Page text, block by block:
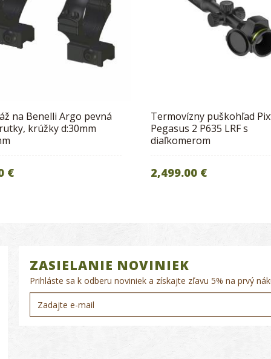
na Benelli Argo pevná
krúžky d:30mm
€
Termovízny puškohľad
Pegasus 2 P635 LRF s
diaľkomerom
2,499.00 €
ZASIELANIE NOVINIEK
Prihláste sa k odberu noviniek a získajte zľavu 5% na prvý